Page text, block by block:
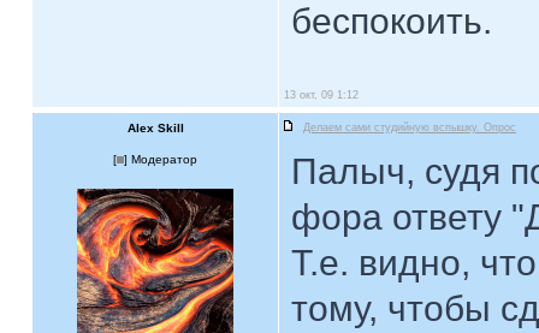
беспокоить.
13 окт, 09 1:12
Alex Skill Делаем сами студийную вспышку. Опрос
[ ] Модератор
Палыч, судя
фора ответу
Т.е. видно,
тому, чтобы